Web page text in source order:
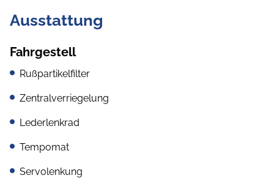
Ausstattung
Fahrgestell
Rußpartikelfilter
Zentralverriegelung
Lederlenkrad
Tempomat
Servolenkung